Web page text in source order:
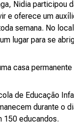
Nidia participou
e oferece um
semana. No
lugar para se
casa
de Educação
durante o
150 educandos.